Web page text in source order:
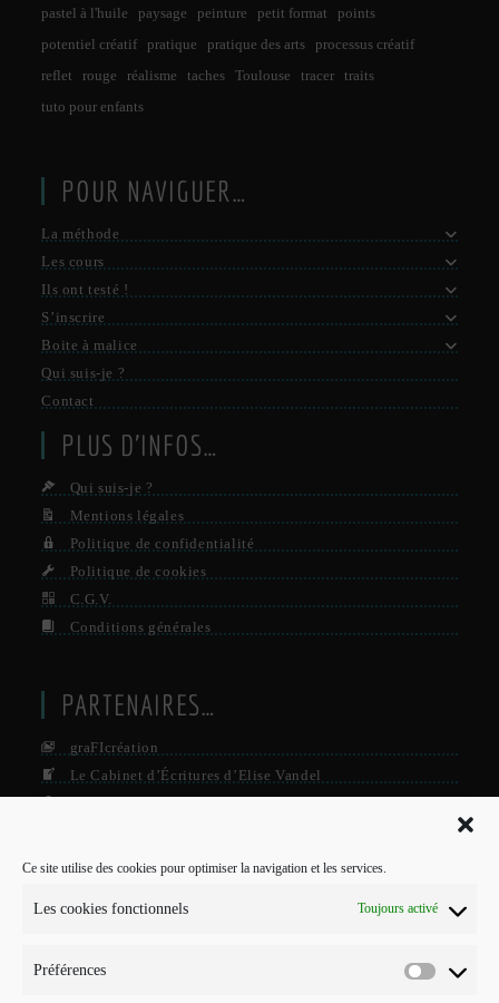
Ce site utilise des cookies pour optimiser la navigation et les services.
Les cookies fonctionnels Toujours activé
Préférences
pastel à l'huile
paysage peinture petit format
points
potentiel créatif
pratique pratique des arts
processus créatif
reflet
rouge réalisme taches Toulouse tracer
traits
tuto pour enfants
POUR NAVIGUER…
La méthode
Les cours
Ils ont testé !
S’inscrire
Boite à malice
Qui suis-je ?
Contact
PLUS D’INFOS…
Qui suis-je ?
Mentions légales
Politique de confidentialité
Politique de cookies
C.G.V.
Conditions générales
PARTENAIRES…
graFIcréation
Le Cabinet d’Écritures d’Elise Vandel
La Firme
POUR ME CONTACTER…
Mobile :